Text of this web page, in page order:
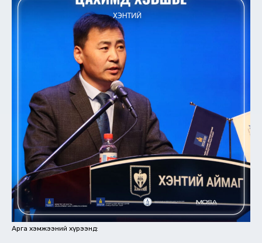
Арга хэмжээний хүрээнд: